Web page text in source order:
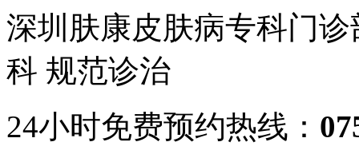
深圳肤康皮肤病专科门诊
科 规范诊治
24小时免费预约热线：